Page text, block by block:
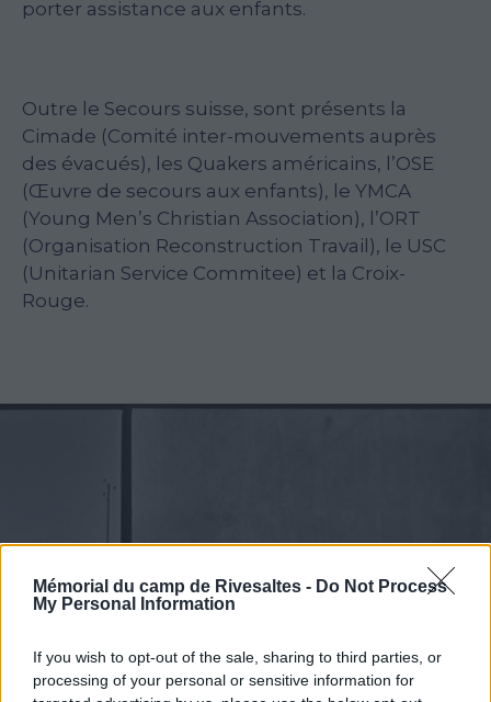
Mémorial du camp de Rivesaltes - Do Not Process
My Personal Information
If you wish to opt-out of the sale, sharing to third parties, or
processing of your personal or sensitive information for
porter assistance aux enfants.
Outre le Secours suisse, sont présents la
Cimade (Comité inter-mouvements auprès
des évacués), les Quakers américains, l’OSE
(Œuvre de secours aux enfants), le YMCA
(Young Men’s Christian Association), l’ORT
(Organisation Reconstruction Travail), le USC
(Unitarian Service Commitee) et la Croix-
Rouge.